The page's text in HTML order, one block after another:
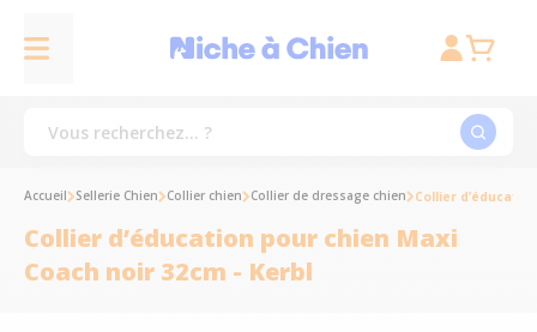
Accueil Sellerie Chien Collier chien Collier de dressage chien Collier
Collier d’éducation pour chien Maxi
Coach noir 32cm - Kerbl